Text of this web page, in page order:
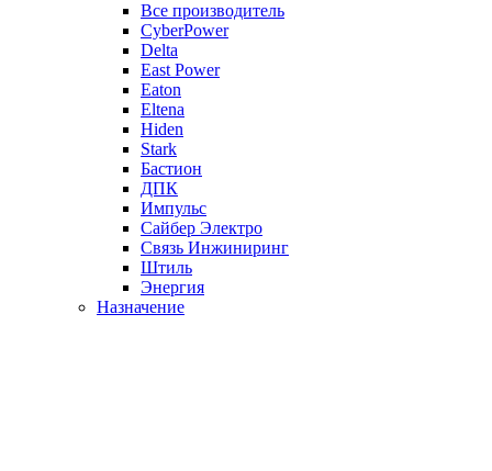
Все производитель
CyberPower
Delta
East Power
Eaton
Eltena
Hiden
Stark
Бастион
ДПК
Импульс
Сайбер Электро
Связь Инжиниринг
Штиль
Энергия
Назначение